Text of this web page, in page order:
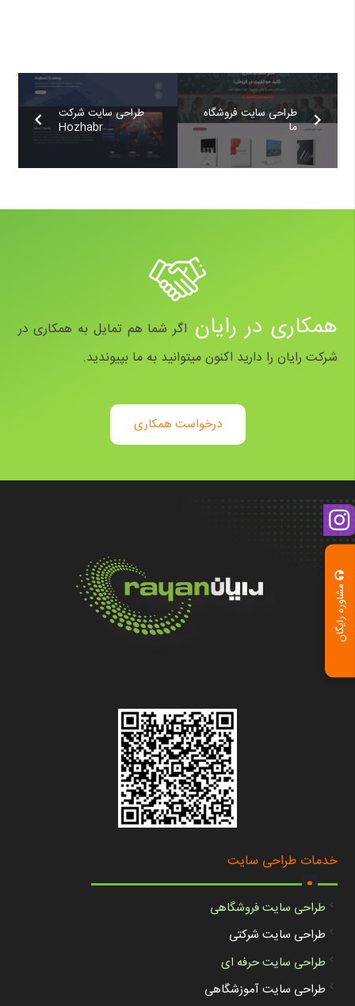
مشاوره رایگان
طراحی سایت شرکت
Hozhabr
طراحی سایت فروشگاه
ما
همکاری در رایان اگر شما هم تمایل به همکاری در
شرکت رایان را دارید اکنون میتوانید به ما بپیوندید.
درخواست همکاری
خدمات طراحی سایت
.
طراحی سایت فروشگاهی
طراحی سایت شرکتی
طراحی سایت حرفه ای
طراحی سایت آموزشگاهی